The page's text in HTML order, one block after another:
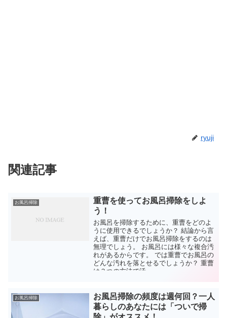
ryuji
関連記事
お風呂掃除
重曹を使ってお風呂掃除をしよ
う！
お風呂を掃除するために、重曹をどのよ
うに使用できるでしょうか？ 結論から言
えば、重曹だけでお風呂掃除をするのは
無理でしょう。 お風呂には様々な複合汚
れがあるからです。 では重曹でお風呂の
どんな汚れを落とせるでしょうか？ 重曹
は３つの方法で活...
お風呂掃除
お風呂掃除の頻度は週何回？一人
暮らしのあなたには「ついで掃